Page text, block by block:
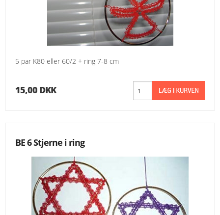
5 par K80 eller 60/2 + ring 7-8 cm
15,00 DKK
BE 6 Stjerne i ring